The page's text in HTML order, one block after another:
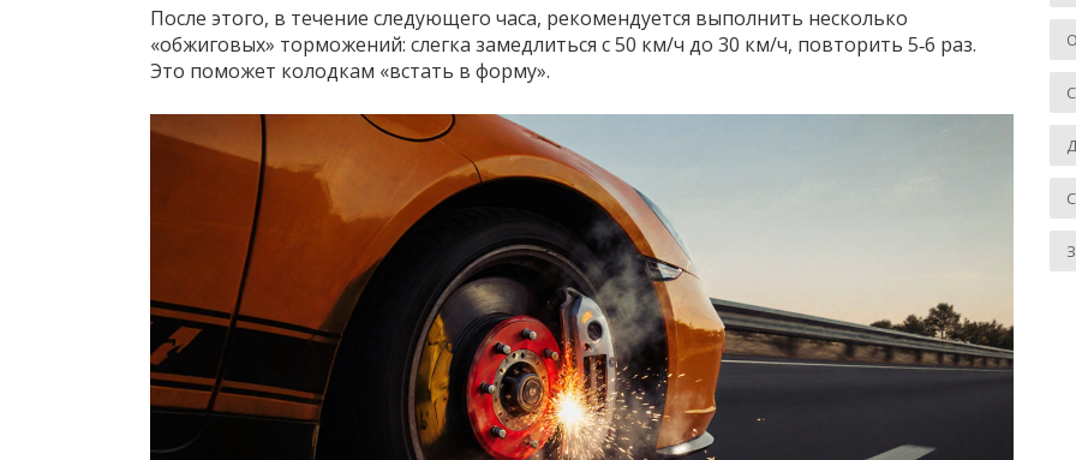
После этого, в течение следующего часа, рекомендуется выполнить несколько
«обжиговых» торможений: слегка замедлиться с 50 км/ч до 30 км/ч, повторить 5‑6 раз.
Это поможет колодкам «встать в форму».